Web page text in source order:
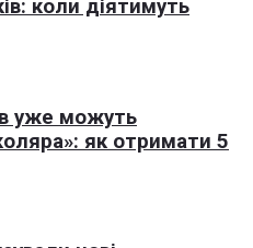
коли діятимуть
уже можуть
як отримати 5